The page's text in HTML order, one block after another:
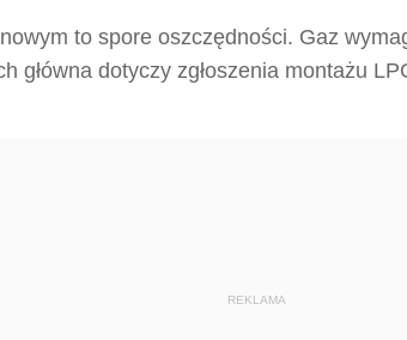
to spore oszczędności. Gaz
główna dotyczy zgłoszenia montażu
REKLAMA